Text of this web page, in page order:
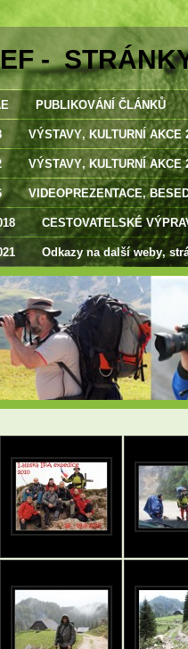
-
PUBLIKOVÁNÍ ČLÁNKŮ
VÝSTAVY‚ KULTURNÍ AKCE
VÝSTAVY‚ KULTURNÍ AKCE
VIDEOPREZENTACE‚
CESTOVATELSKÉ
Odkazy na další weby‚